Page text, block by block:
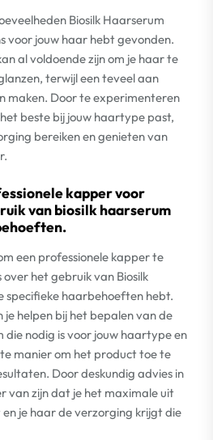
Biosilk Haarserum
voor jouw haar hebt gevonden.
al voldoende zijn om je haar te
terwijl een teveel aan
maken. Door te experimenteren
beste bij jouw haartype past,
bereiken en genieten van
kapper voor
van biosilk haarserum
een professionele kapper te
het gebruik van Biosilk
specifieke haarbehoeften hebt.
helpen bij het bepalen van de
die nodig is voor jouw haartype en
manier om het product toe te
Door deskundig advies in
van zijn dat je het maximale uit
je haar de verzorging krijgt die